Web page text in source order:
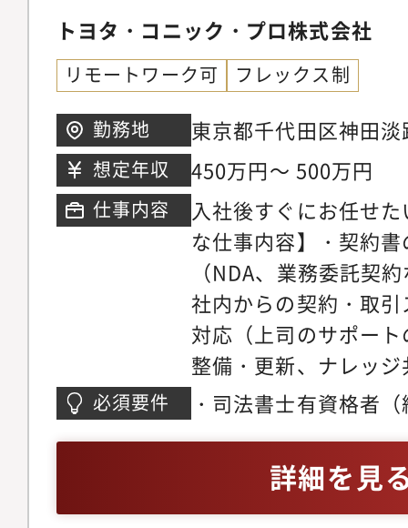
トヨタ・コニック・プロ株式会社
リモートワーク可 フレックス制
勤務地
東京都千代田区神田
ワー 10階（本社）ア
駅」より徒歩3分但
勤務地の変更を行う
囲 本社および各支社
想定年収 450万円～ 500万円
仕事内容
入社後すぐにお任せ
な仕事内容】・契約
（NDA、業務委託契
社内からの契約・取
対応（上司のサポー
整備・更新、ナレッ
ガイドラインの整備
レートデザイン本部
部 法務ユニットコ
ニットリーダー（マ
必須要件
・司法書士有資格者
（PCスキル）・
集計・Word：ビジネ
詳細を見